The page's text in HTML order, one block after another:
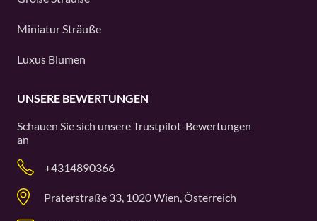
Miniatur Sträuße
Luxus Blumen
UNSERE BEWERTUNGEN
Schauen Sie sich unsereTrustpilot-Bewertungen
an
+4314890366
Praterstraße 33, 1020 Wien, Österreich